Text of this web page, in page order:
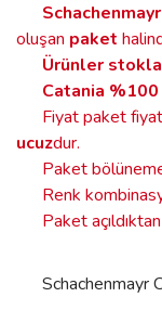
oluşan paket
Ürünler stoklar
Catania %100
Fiyat paket
ucuzdur.
Paket
Renk
Paket
Schachenmayr